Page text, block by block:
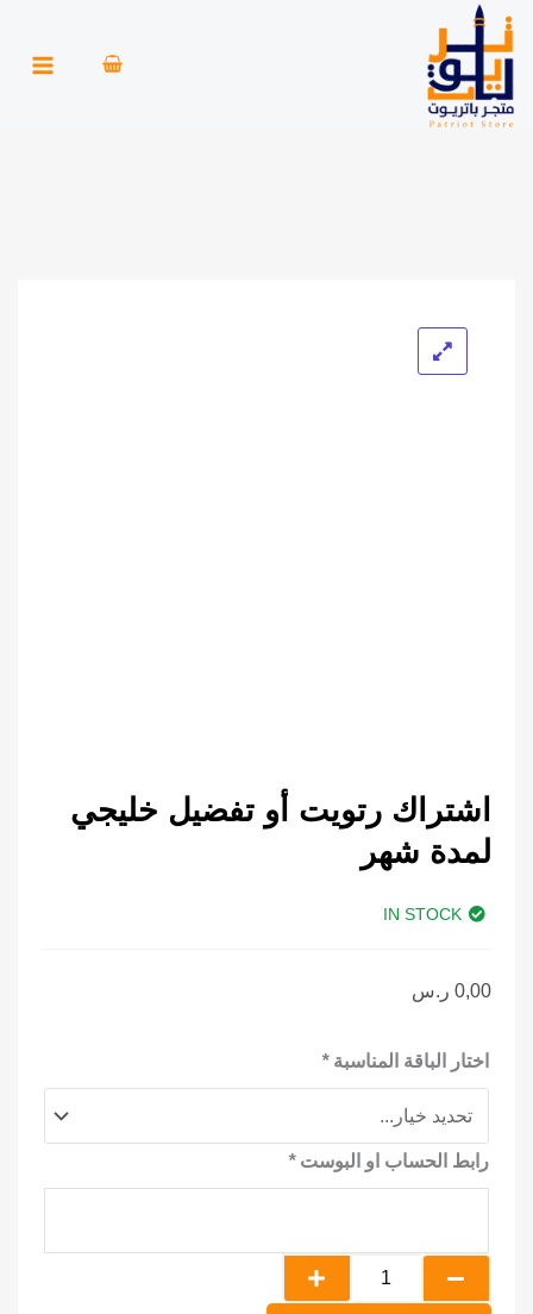
تخطي
إلى
المحتوى
اشتراك رتويت أو تفضيل خليجي
لمدة شهر
IN STOCK
0,00 ر.س
اختار الباقة المناسبة*
رابط الحساب او البوست*
كمية
اشتراك
رتويت
أو
لمدة
شهر